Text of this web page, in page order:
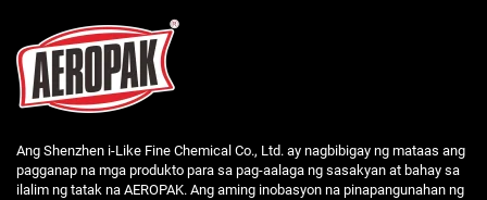
Ang Shenzhen i-Like Fine Chemical Co., Ltd. ay nagbibigay ng mataas ang
pagganap na mga produkto para sa pag-aalaga ng sasakyan at bahay sa
ilalim ng tatak na AEROPAK. Ang aming inobasyon na pinapangunahan ng